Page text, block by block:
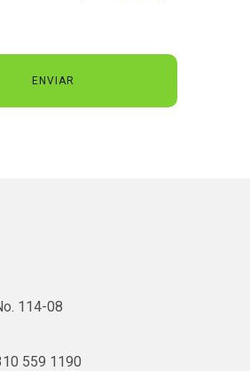
114-08
559 1190